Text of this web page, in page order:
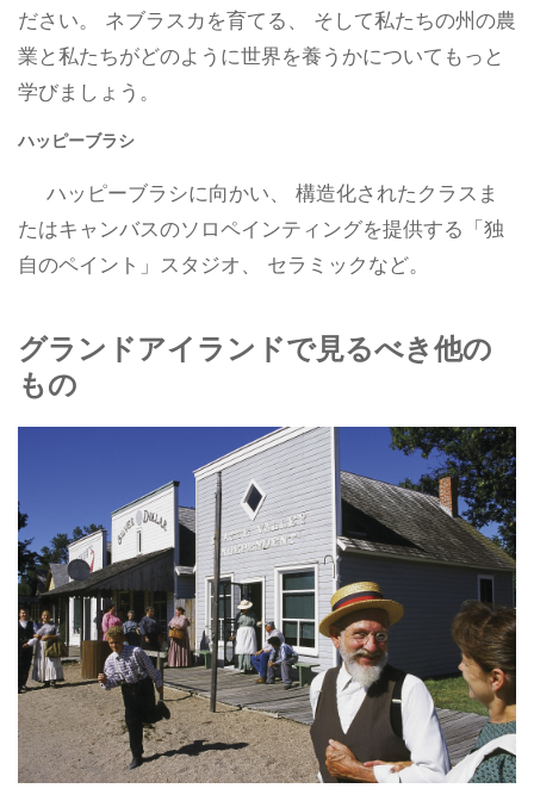
ださい。 ネブラスカを育てる、 そして私たちの州の農
業と私たちがどのように世界を養うかについてもっと
学びましょう。
ハッピーブラシ
ハッピーブラシに向かい、 構造化されたクラスま
たはキャンバスのソロペインティングを提供する「独
自のペイント」スタジオ、 セラミックなど。
グランドアイランドで見るべき他の
もの